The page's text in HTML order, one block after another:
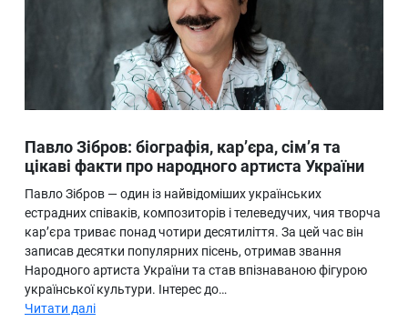
Павло Зібров: біографія, кар’єра, сім’я та
цікаві факти про народного артиста України
Павло Зібров — один із найвідоміших українських
естрадних співаків, композиторів і телеведучих, чия творча
кар’єра триває понад чотири десятиліття. За цей час він
записав десятки популярних пісень, отримав звання
Народного артиста України та став впізнаваною фігурою
української культури. Інтерес до…
Читати далі